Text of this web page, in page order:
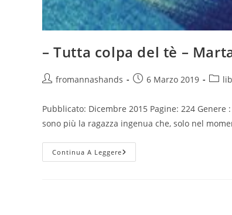
– Tutta colpa del tè –
Autorefromannashands
Articolo6 Marzo 2019
Pubblicato: Dicembre 2015 Pagine: 224
sono più la ragazza ingenua che, solo nel
Continua A Leggere–
Tutta